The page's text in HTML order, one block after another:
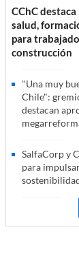
CChC
salud,
para
construcción
"Una muy
Chile":
destacan
SalfaCorp y
para